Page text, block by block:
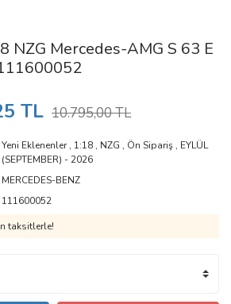
NZG Mercedes-AMG S 63 E
TL 10.795,00 TL
Yeni Eklenenler, 1:18 , NZG , Ön Sipariş , EYLÜL
(SEPTEMBER) - 2026
MERCEDES-BENZ
111600052
taksitlerle!